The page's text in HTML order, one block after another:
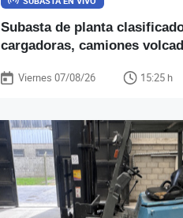
Subasta de planta
cargadoras, camiones
Viernes 07/08/26 15:25 h